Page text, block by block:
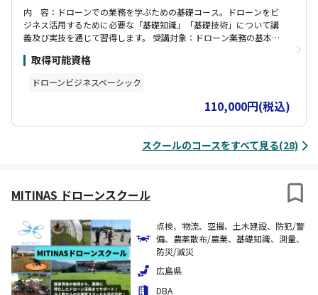
内 容：ドローンでの業務を学ぶための基礎コース。ドローンをビ
ジネス活用するために必要な「基礎知識」「基礎技術」について講
義及び実技を通じて習得します。 受講対象：ドローン業務の基本を
波、気象、無人機の点検、安全管理、飛行管理、業務管理、関連法
取得可能資格
ドローンビジネスベーシック
110,000円(税込)
スクールのコースをすべて見る(28)
MITINAS ドローンスクール
点検、物流、空撮、土木建設、防犯/警
備、農薬散布/農業、基礎知識、測量、
防災/減災
広島県
DBA